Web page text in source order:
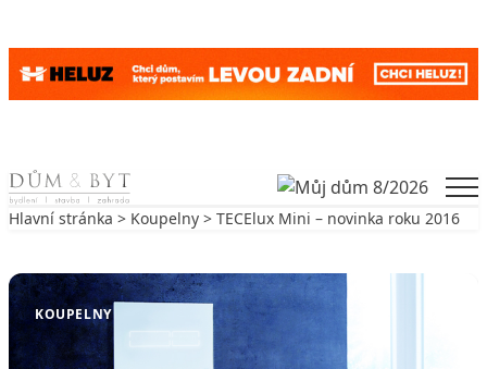
Skip to content
Hlavní stránka > Koupelny > TECElux Mini – novinka roku 2016
KOUPELNY